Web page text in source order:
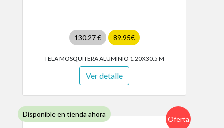
130.27€ 89.95€
TELA MOSQUITERA ALUMINIO 1.20X30.5 M
Ver detalle
Disponible en tienda ahora
Oferta